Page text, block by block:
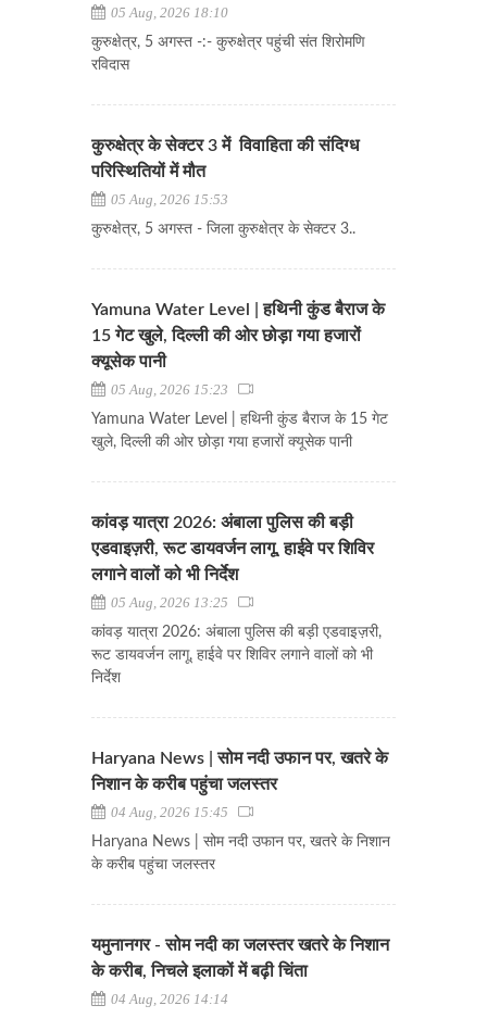
05 Aug, 2026 18:10
कुरुक्षेत्र, 5 अगस्त -:- कुरुक्षेत्र पहुंची संत शिरोमणि
रविदास
कुरुक्षेत्र के सेक्टर 3 में विवाहिता की संदिग्ध
परिस्थितियों में मौत
05 Aug, 2026 15:53
कुरुक्षेत्र, 5 अगस्त - जिला कुरुक्षेत्र के सेक्टर 3..
Yamuna Water Level | हथिनी कुंड बैराज के
15 गेट खुले, दिल्ली की ओर छोड़ा गया हजारों
क्यूसेक पानी
05 Aug, 2026 15:23
Yamuna Water Level | हथिनी कुंड बैराज के 15 गेट
खुले, दिल्ली की ओर छोड़ा गया हजारों क्यूसेक पानी
कांवड़ यात्रा 2026: अंबाला पुलिस की बड़ी
एडवाइज़री, रूट डायवर्जन लागू, हाईवे पर शिविर
लगाने वालों को भी निर्देश
05 Aug, 2026 13:25
कांवड़ यात्रा 2026: अंबाला पुलिस की बड़ी एडवाइज़री,
रूट डायवर्जन लागू, हाईवे पर शिविर लगाने वालों को भी
निर्देश
Haryana News | सोम नदी उफान पर, खतरे के
निशान के करीब पहुंचा जलस्तर
04 Aug, 2026 15:45
Haryana News | सोम नदी उफान पर, खतरे के निशान
के करीब पहुंचा जलस्तर
यमुनानगर - सोम नदी का जलस्तर खतरे के निशान
के करीब, निचले इलाकों में बढ़ी चिंता
04 Aug, 2026 14:14